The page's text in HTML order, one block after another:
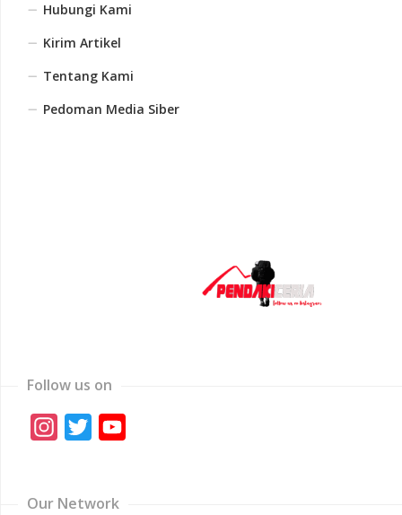
Hubungi Kami
Kirim Artikel
Tentang Kami
Pedoman Media Siber
Follow us on
Instagram
Twitter
Our Network